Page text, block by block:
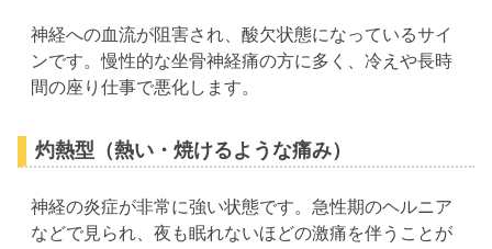
神経への血流が阻害され、酸欠状態になっているサイ
ンです。慢性的な坐骨神経痛の方に多く、冷えや長時
間の座り仕事で悪化します。
灼熱型（熱い・焼けるような痛み）
神経の炎症が非常に強い状態です。急性期のヘルニア
などで見られ、夜も眠れないほどの激痛を伴うことが